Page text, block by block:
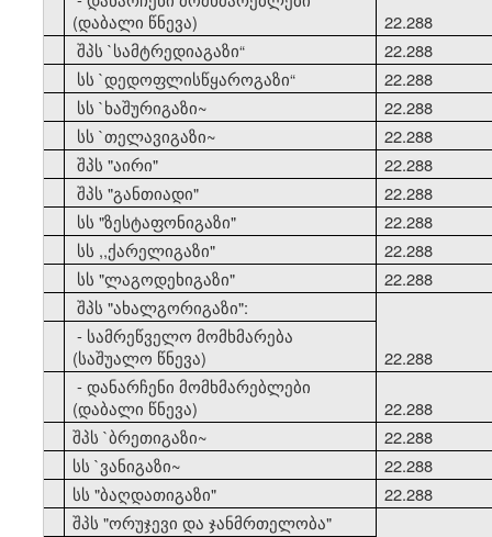
(დაბალი წნევა)
22.288
შპს `სამტრედიაგაზი“
22.288
სს `დედოფლისწყაროგაზი“
22.288
სს `ხაშურიგაზი~
22.288
სს `თელავიგაზი~
22.288
შპს "აირი"
22.288
შპს "განთიადი"
22.288
სს "ზესტაფონიგაზი"
22.288
სს ,,ქარელიგაზი"
22.288
სს "ლაგოდეხიგაზი"
22.288
შპს "ახალგორიგაზი":
- სამრეწველო მომხმარება
(საშუალო წნევა)
22.288
- დანარჩენი მომხმარებლები
(დაბალი წნევა)
22.288
შპს `ბრეთიგაზი~
22.288
სს `ვანიგაზი~
22.288
სს "ბაღდათიგაზი"
22.288
შპს "ორუჯევი და ჯანმრთელობა"